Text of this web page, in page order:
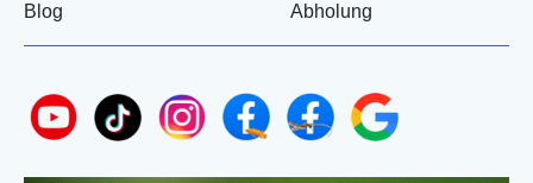
Blog
Abholung